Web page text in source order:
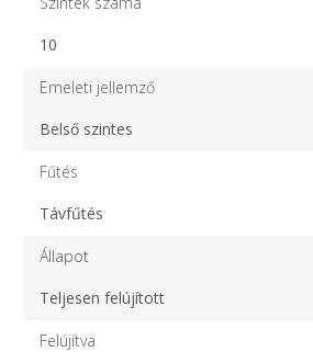
10
Emeleti jellemző
Belső szintes
Fűtés
Távfűtés
Állapot
Teljesen felújított
Felújítva